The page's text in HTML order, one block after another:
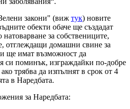
закони" (виж тук) новите
обекти обаче ще създадат
за собствениците,
отглеждащи домашни свине за
ще имат възможност да
си поминък, изграждайки по-добре
трябва да изпълнят в срок от 4
в Наредбата.
за Наредбата: